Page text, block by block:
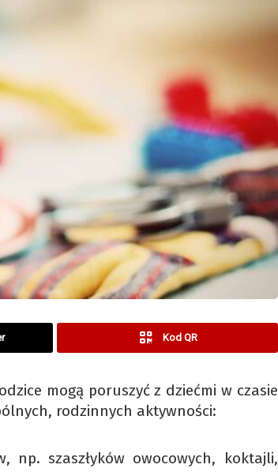
Kod QR
mogą poruszyć z dziećmi w czasie
rodzinnych aktywności:
np. szaszłyków owocowych, koktajli,